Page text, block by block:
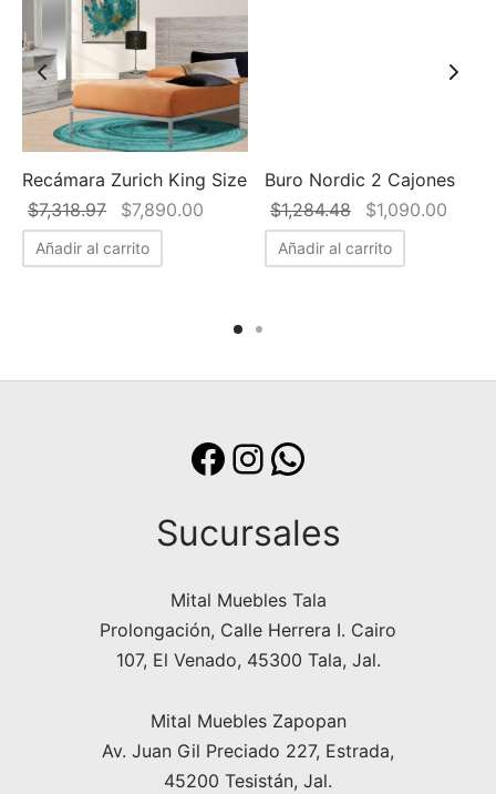
de
Recámara Zurich King Size
$7,318.97
El precio
original
era:
$7,890.00
El precio
actual es:
$7,890.00.
Añadir al carrito
Buro Nordic 2 Cajones
$1,284.48
El precio
original
era:
$1,090.00
Añadir al carrito
Facebook Instagram
Sucursales
Mital Muebles Tala
Prolongación, Calle Herrera I. Cairo
107, El Venado, 45300 Tala, Jal.
Mital Muebles Zapopan
Av. Juan Gil Preciado 227, Estrada,
45200 Tesistán, Jal.